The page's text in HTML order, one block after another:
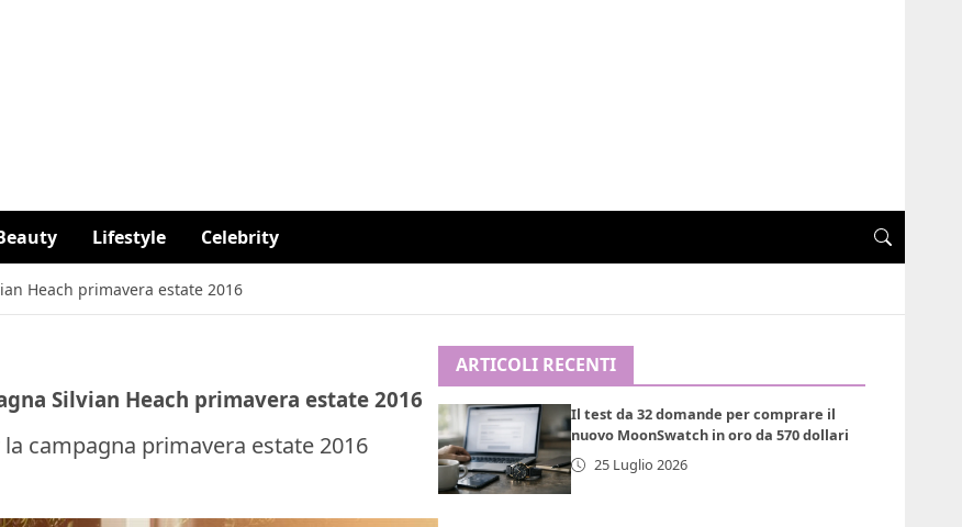
Lifestyle Celebrity
Heach primavera estate 2016
Silvian Heach primavera estate 2016
campagna primavera estate 2016
ARTICOLI RECENTI
Il test da 32 domande per comprare il
nuovo MoonSwatch in oro da 570 dollari
25 Luglio 2026